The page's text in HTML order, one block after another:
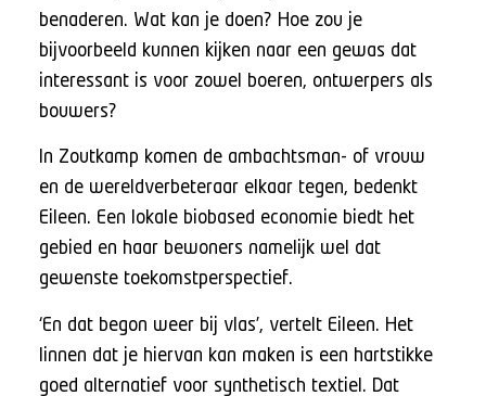
benaderen. Wat kan je doen? Hoe zou je
bijvoorbeeld kunnen kijken naar een gewas dat
interessant is voor zowel boeren, ontwerpers als
bouwers?
In Zoutkamp komen de ambachtsman- of vrouw
en de wereldverbeteraar elkaar tegen, bedenkt
Eileen. Een lokale biobased economie biedt het
gebied en haar bewoners namelijk wel dat
gewenste toekomstperspectief.
‘En dat begon weer bij vlas’, vertelt Eileen. Het
linnen dat je hiervan kan maken is een hartstikke
goed alternatief voor synthetisch textiel. Dat